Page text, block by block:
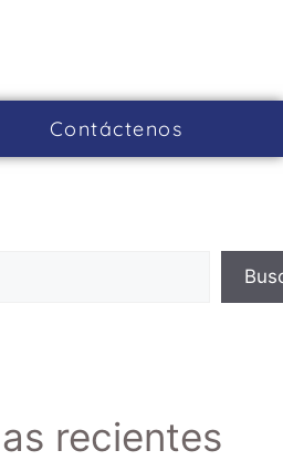
Cont­áctenos
recientes